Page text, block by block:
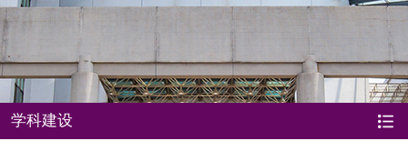
学科建设